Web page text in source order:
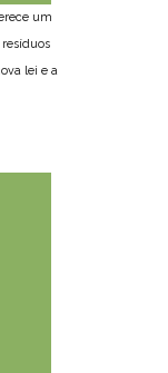
um
lei e a